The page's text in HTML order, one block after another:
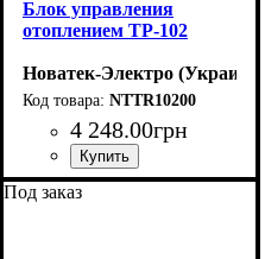
Блок управления
отоплением ТР-102
Новатек-Электро (Украина)
NTTR10200
4 248.00грн
Под заказ